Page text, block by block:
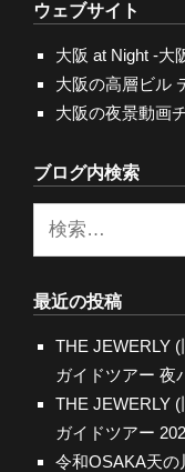
ウェブサイト
大阪 at Night -大
大阪の高層ビル
大阪の夜景動画
ブログ内検索
最近の投稿
THE JEWERLY
ガイドツアー 夜
THE JEWERLY
ガイドツアー
令和OSAKA天の